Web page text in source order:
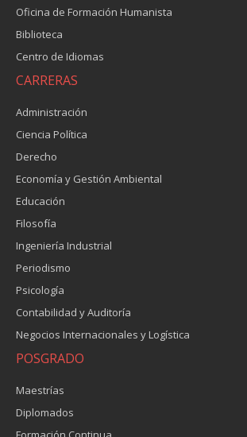
Oficina de Formación Humanista
Biblioteca
Centro de Idiomas
CARRERAS
Administración
Ciencia Política
Derecho
Economía y Gestión Ambiental
Educación
Filosofía
Ingeniería Industrial
Periodismo
Psicología
Contabilidad y Auditoría
Negocios Internacionales y Logística
POSGRADO
Maestrías
Diplomados